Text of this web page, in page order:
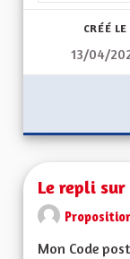
CRÉÉ LE
13/04/
Le repli
Mon Code